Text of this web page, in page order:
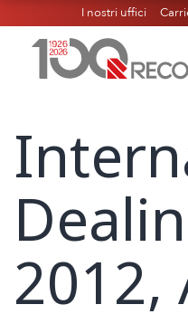
I nostri uffici
2012,